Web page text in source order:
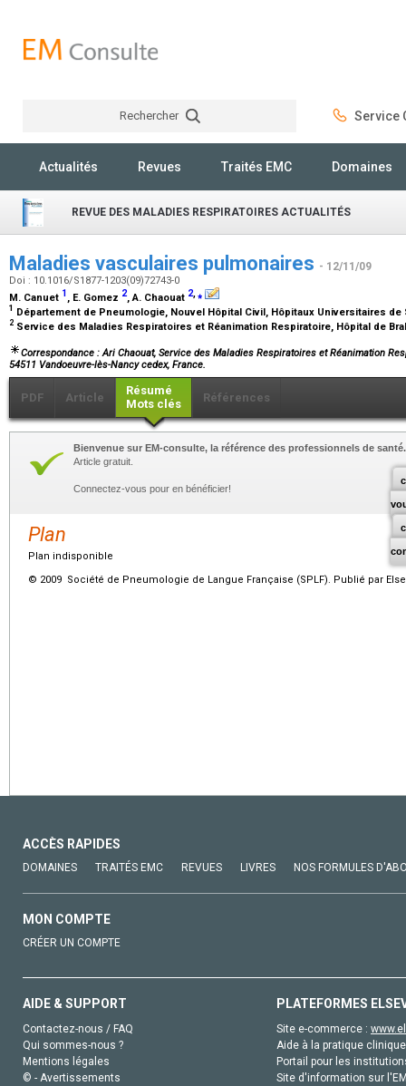
Rechercher Service
Actualités Revues Traités EMC Domaines
REVUE DES MALADIES RESPIRATOIRES ACTUALITÉS
Maladies vasculaires pulmonaires - 12/11/09
Doi : 10.1016/S1877-1203(09)72743-0
M. Canuet 1 , E. Gomez 2, A. Chaouat 2,⁎
1 Département de Pneumologie, Nouvel Hôpital Civil, Hôpitaux Universitaires
2 Service des Maladies Respiratoires et Réanimation Respiratoire, Hôpital de
Correspondance : Ari Chaouat, Service des Maladies Respiratoires et Réanimation
54511 Vandoeuvre-lès-Nancy cedex, France.
PDF Article
Résumé
Mots clés
Références
Bienvenue sur EM-consulte, la référence des professionnels de santé.
Article gratuit.
Connectez-vous pour en bénéficier!
Plan
Plan indisponible
© 2009 Société de Pneumologie de Langue Française (SPLF). Publié par
ACCÈS RAPIDES
DOMAINES TRAITÉS EMC REVUES LIVRES NOS FORMULES
MON COMPTE
CRÉER UN COMPTE
AIDE & SUPPORT
Contactez-nous / FAQ
Qui sommes-nous ?
Mentions légales
© - Avertissements
PLATEFORMES
Site e-commerce :
Aide à la pratique
Portail pour les
Site d'information sur